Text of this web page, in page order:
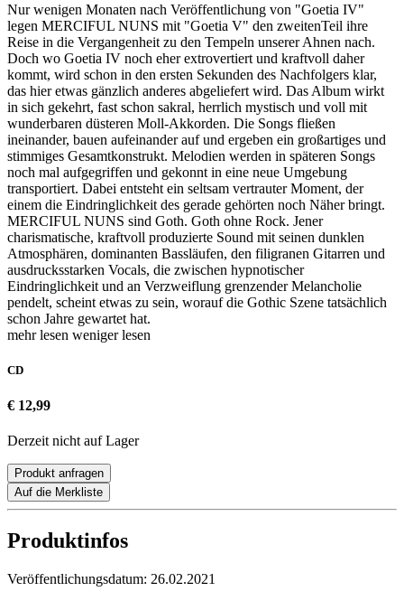
Nur wenigen Monaten nach Veröffentlichung von "Goetia IV"
legen MERCIFUL NUNS mit "Goetia V" den zweitenTeil ihre
Reise in die Vergangenheit zu den Tempeln unserer Ahnen nach.
Doch wo Goetia IV noch eher extrovertiert und kraftvoll daher
kommt, wird schon in den ersten Sekunden des Nachfolgers klar,
das hier etwas gänzlich anderes abgeliefert wird. Das Album wirkt
in sich gekehrt, fast schon sakral, herrlich mystisch und voll mit
wunderbaren düsteren Moll-Akkorden. Die Songs fließen
ineinander, bauen aufeinander auf und ergeben ein großartiges und
stimmiges Gesamtkonstrukt. Melodien werden in späteren Songs
noch mal aufgegriffen und gekonnt in eine neue Umgebung
transportiert. Dabei entsteht ein seltsam vertrauter Moment, der
einem die Eindringlichkeit des gerade gehörten noch Näher bringt.
MERCIFUL NUNS sind Goth. Goth ohne Rock. Jener
charismatische, kraftvoll produzierte Sound mit seinen dunklen
Atmosphären, dominanten Bassläufen, den filigranen Gitarren und
ausdrucksstarken Vocals, die zwischen hypnotischer
Eindringlichkeit und an Verzweiflung grenzender Melancholie
pendelt, scheint etwas zu sein, worauf die Gothic Szene tatsächlich
schon Jahre gewartet hat.
mehr lesen weniger lesen
CD
€ 12,99
Derzeit nicht auf Lager
Produkt anfragen
Auf die Merkliste
Produktinfos
Veröffentlichungsdatum: 26.02.2021